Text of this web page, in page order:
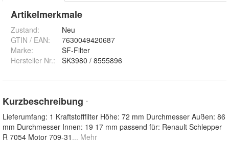
Artikelmerkmale
Zustand:
Neu
GTIN / EAN:
7630049420687
Marke:
SF-Filter
Hersteller Nr.:
SK3980 / 8555896
Kurzbeschreibung *
Lieferumfang: 1 Kraftstofffilter Höhe: 72 mm Durchmesser Außen: 86
mm Durchmesser Innen: 19 17 mm passend für: Renault Schlepper
R 7054 Motor 709-31 ... Mehr